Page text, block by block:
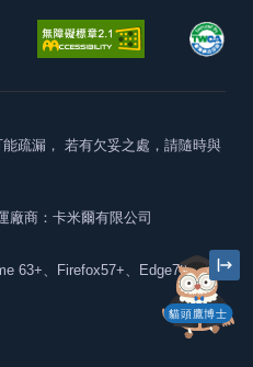
貓頭鷹博士
疏漏， 若有欠妥之處，請隨時與
廠商：卡米爾有限公司
63+、Firefox57+、Edge79+及